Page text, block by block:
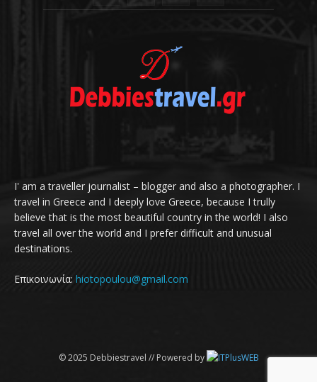
I' am a traveller journalist – blogger and also a photographer. I
travel in Greece and I deeply love Greece, because I trully
believe that is the most beautiful country in the world! I also
travel all over the world and I prefer difficult and unusual
destinations.
Επικοινωνία: hiotopoulou@gmail.com
© 2025 Debbiestravel // Powered by